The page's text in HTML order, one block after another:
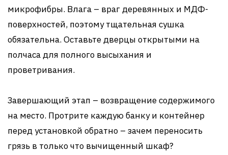
микрофибры. Влага – враг деревянных и МДФ-
поверхностей, поэтому тщательная сушка
обязательна. Оставьте дверцы открытыми на
полчаса для полного высыхания и
проветривания.
Завершающий этап – возвращение содержимого
на место. Протрите каждую банку и контейнер
перед установкой обратно – зачем переносить
грязь в только что вычищенный шкаф?